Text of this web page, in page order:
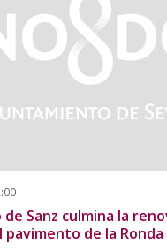
de Sanz culmina la
de la Ronda